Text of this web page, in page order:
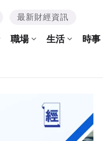
最新財經資訊
職場 生活 時事